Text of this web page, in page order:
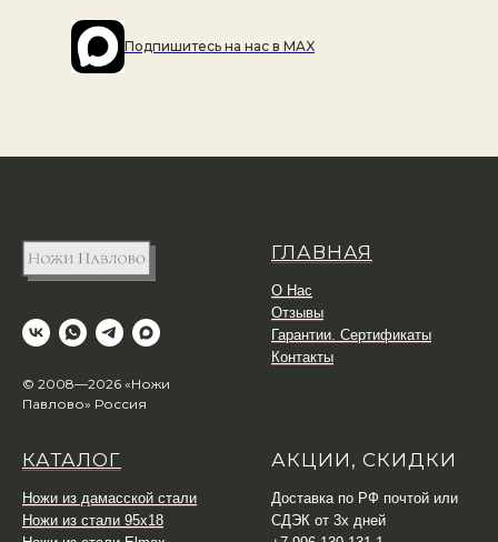
Подпишитесь на наc в MAX
© 2008—2026 «Ножи
Павлово» Россия
ГЛАВНАЯ
О Нас
Отзывы
Гарантии. Сертификаты
Контакты
КАТАЛОГ
Ножи из дамасской стали
Ножи из стали 95х18
АКЦИИ, СКИДКИ
Доставка по РФ почтой или
СДЭК от 3х дней